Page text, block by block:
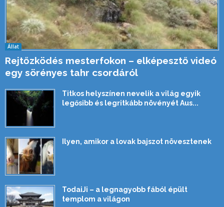
Állat
Rejtőzködés mesterfokon – elképesztő videó
egy sörényes tahr csordáról
Titkos helyszínen nevelik a világ egyik
legősibb és legritkább növényét Aus...
Ilyen, amikor a lovak bajszot növesztenek
TodaiJi – a legnagyobb fából épült
templom a világon